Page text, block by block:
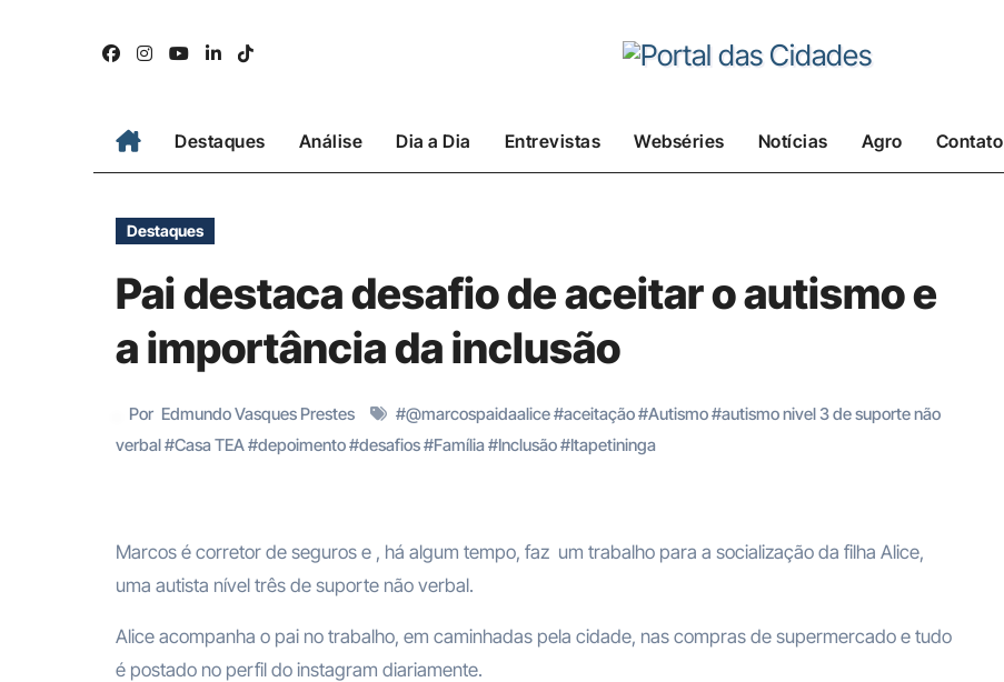
Destaques Análise Dia a Dia Entrevistas Webséries Notícias Agro Contato
Destaques
Pai destaca desafio de aceitar o autismo e
a importância da inclusão
Por Edmundo Vasques Prestes #@marcospaidaalice#aceitação#Autismo#autismo nivel 3 de suporte não
verbal#Casa TEA#depoimento#desafios#Família#Inclusão#Itapetininga
Marcos é corretor de seguros e , há algum tempo, faz um trabalho para a socialização da filha Alice,
uma autista nível três de suporte não verbal.
Alice acompanha o pai no trabalho, em caminhadas pela cidade, nas compras de supermercado e tudo
é postado no perfil do instagram diariamente.